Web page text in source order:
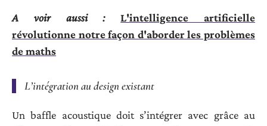
A voir aussi :
L'intelligence artificielle
révolutionne notre façon d'aborder les problèmes
de maths
L’intégration au design existant
Un baffle acoustique doit s’intégrer avec grâce au